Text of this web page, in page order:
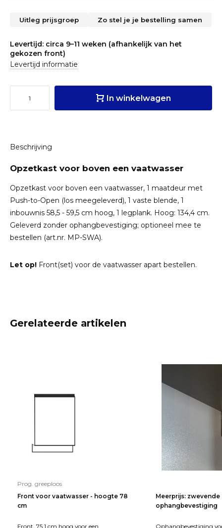
Uitleg prijsgroep Zo stel je je bestelling samen
Levertijd: circa 9–11 weken (afhankelijk van het
gekozen front)
Levertijd informatie
In winkelwagen
Beschrijving
Opzetkast voor boven een vaatwasser
Opzetkast voor boven een vaatwasser, 1 maatdeur met
Push-to-Open (los meegeleverd), 1 vaste blende, 1
inbouwnis 58,5 - 59,5 cm hoog, 1 legplank. Hoog: 134,4 cm.
Geleverd zonder ophangbevestiging; optioneel mee te
bestellen (art.nr. MP-SWA).
Let op! Front(set) voor de vaatwasser apart bestellen.
Gerelateerde artikelen
Prog. greeploos
Front voor vaatwasser - hoogte 78
cm
Front, 75,1 cm hoog voor een
Meerprijs: zwevende
ophangbevestiging
Ophangbevestiging